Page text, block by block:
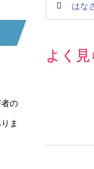
の
ま
はな
よく